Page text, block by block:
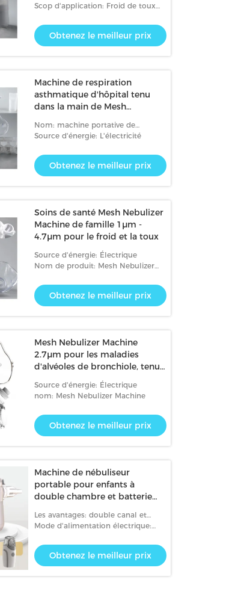
Scop d'application: Froid de toux
Obtenez le meilleur prix
Machine de respiration
asthmatique d'hôpital tenu
dans la main de Mesh
2.95μm
Nom: machine portative de
nébuliseur de maille
Source d'énergie: L'électricité
Obtenez le meilleur prix
Soins de santé Mesh Nebulizer
Machine de famille 1μm -
4.7μm pour le froid et la toux
Source d'énergie: Électrique
Nom de produit: Mesh Nebulizer
Obtenez le meilleur prix
Mesh Nebulizer Machine
2.7μm pour les maladies
d'alvéoles de bronchiole, tenu
dans la main, les enfants et
l'usage à la maison, IPX5
Source d'énergie: Électrique
nom: Mesh Nebulizer Machine
Obtenez le meilleur prix
Machine de nébuliseur
portable pour enfants à
double chambre et batterie
Les avantages: double canal et
chambre
Mode d'alimentation électrique:
Obtenez le meilleur prix